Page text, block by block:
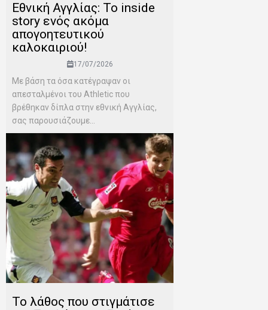
Εθνική Αγγλίας: Το inside
story ενός ακόμα
απογοητευτικού
καλοκαιριού!
17/07/2026
Mε βάση τα όσα κατέγραψαν οι
απεσταλμένοι του Αthletic που
βρέθηκαν δίπλα στην εθνική Αγγλίας,
σας παρουσιάζουμε...
Το λάθος που στιγμάτισε